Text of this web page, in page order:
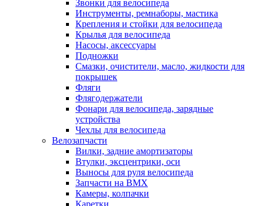
Звонки для велосипеда
Инструменты, ремнаборы, мастика
Крепления и стойки для велосипеда
Крылья для велосипеда
Насосы, аксессуары
Подножки
Смазки, очистители, масло, жидкости для
покрышек
Фляги
Флягодержатели
Фонари для велосипеда, зарядные
устройства
Чехлы для велосипеда
Велозапчасти
Вилки, задние амортизаторы
Втулки, эксцентрики, оси
Выносы для руля велосипеда
Запчасти на BMX
Камеры, колпачки